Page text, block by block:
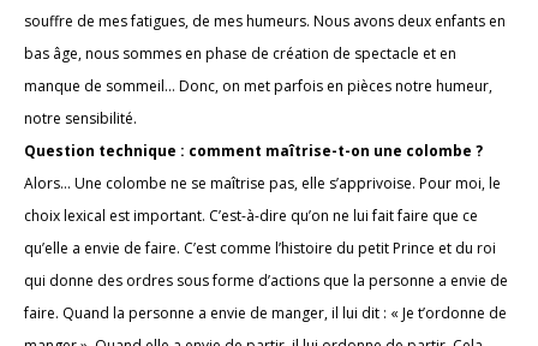
souffre de mes fatigues, de mes humeurs. Nous avons deux enfants en
bas âge, nous sommes en phase de création de spectacle et en
manque de sommeil… Donc, on met parfois en pièces notre humeur,
notre sensibilité.
Question technique : comment maîtrise-t-on une colombe ?
Alors… Une colombe ne se maîtrise pas, elle s’apprivoise. Pour moi, le
choix lexical est important. C’est-à-dire qu’on ne lui fait faire que ce
qu’elle a envie de faire. C’est comme l’histoire du petit Prince et du roi
qui donne des ordres sous forme d’actions que la personne a envie de
faire. Quand la personne a envie de manger, il lui dit : « Je t’ordonne de